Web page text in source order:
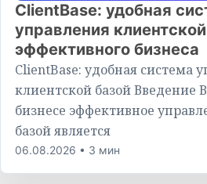
ClientBase: удобная
управления
эффективного бизнеса
ClientBase: удобная система
клиентской базой Введение
бизнесе эффективное
базой является
06.08.2026 • 3 мин